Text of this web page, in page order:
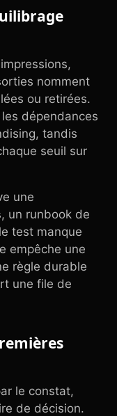
nomment
ou retirées.
dépendances
tandis
seuil sur
une
un runbook de
test manque
empêche une
règle durable
une file de
le constat,
de décision.